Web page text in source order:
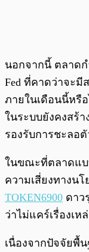
นอกจากนี้ ตลาดก
Fed ที่คาดว่าจะมี
ภายในเดือนนี้หรื
ในระบบยังคงสร้
รองรับการชะลอ
ในขณะที่ตลาดแบ
ความเสี่ยงทางน
TOKEN6900 ดาว
ว่าไม่แคร์เรื่องเห
เนื่องจากปัจจัยพื้น